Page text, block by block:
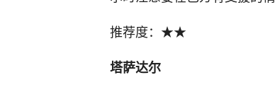
推荐度：★★
塔萨达尔